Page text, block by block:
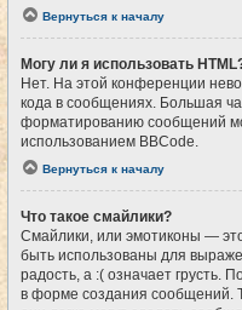
Вернуться к началу
Могу ли я использовать
Нет. На этой конференции
кода в сообщениях. Большая
форматированию сообщений
использованием BBCode.
Вернуться к началу
Что такое смайлики?
Смайлики, или эмотиконы —
быть использованы для
радость, а :( означает грусть.
в форме создания сообщений.